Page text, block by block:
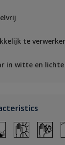
te
in witte en